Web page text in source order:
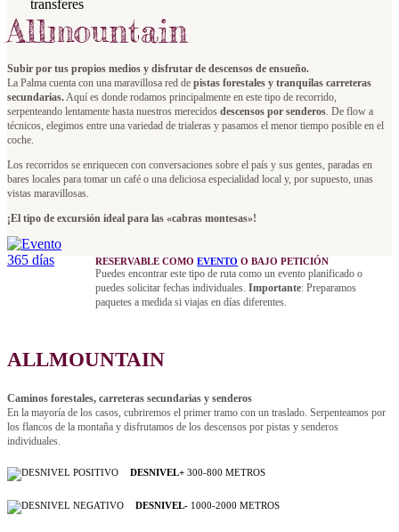
Allmountain
Subir por tus propios medios y disfrutar de descensos de ensueño.
La Palma cuenta con una maravillosa red de pistas forestales y tranquilas carreteras
secundarias.Aquí es donde rodamos principalmente en este tipo de recorrido,
serpenteando lentamente hasta nuestros merecidos descensos por senderos. De flow a
técnicos, elegimos entre una variedad de trialeras y pasamos el menor tiempo posible en el
coche.
Los recorridos se enriquecen con conversaciones sobre el país y sus gentes, paradas en
bares locales para tomar un café o una deliciosa especialidad local y, por supuesto, unas
vistas maravillosas.
¡El tipo de excursión ideal para las «cabras montesas»!
RESERVABLE COMOEVENTO O BAJO PETICIÓN
Puedes encontrar este tipo de ruta como un evento planificado o
puedes solicitar fechas individuales.Importante: Preparamos
paquetes a medida si viajas en días diferentes.
ALLMOUNTAIN
Caminos forestales, carreteras secundarias y senderos
En la mayoría de los casos, cubriremos el primer tramo con un traslado. Serpenteamos por
los flancos de la montaña y disfrutamos de los descensos por pistas y senderos
individuales.
DESNIVEL+300-800 METROS
DESNIVEL-1000-2000 METROS